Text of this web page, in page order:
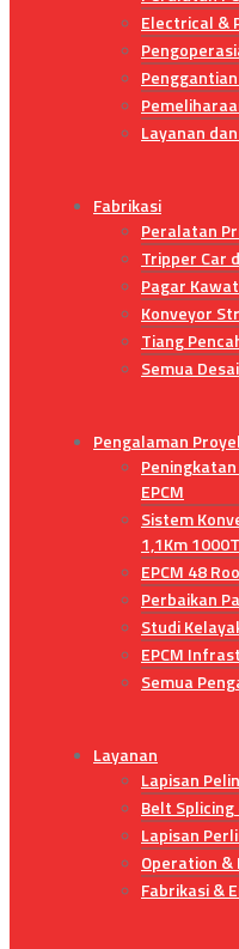
Electrical &
Layanan
Fabrikasi
Peralatan
Tripper Car
Pagar
Konveyor
Tiang
Semua
Pengalaman
EPCM
Sistem
1,1Km
EPCM 48
Perbaikan
Studi
EPCM
Semua
Layanan
Lapisan
Belt
Lapisan
Operation
Fabrikasi &